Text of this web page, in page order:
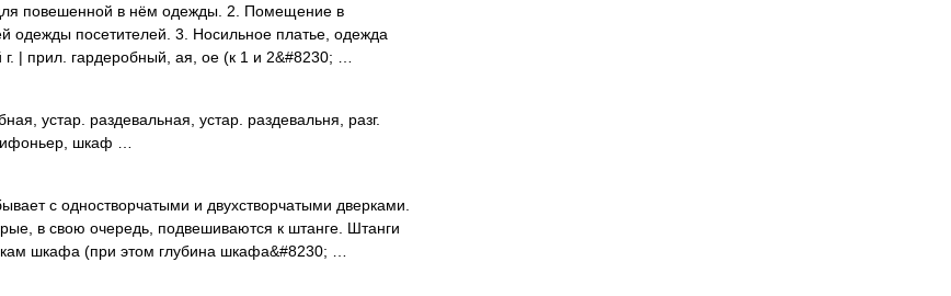
повешенной в нём одежды. 2. Помещение в
одежды посетителей. 3. Носильное платье, одежда
г. | прил. гардеробный, ая, ое (к 1 и 2&#8230; …
устар. раздевальная, устар. раздевальня, разг.
шкаф …
с одностворчатыми и двухстворчатыми дверками.
в свою очередь, подвешиваются к штанге. Штанги
шкафа (при этом глубина шкафа&#8230; …